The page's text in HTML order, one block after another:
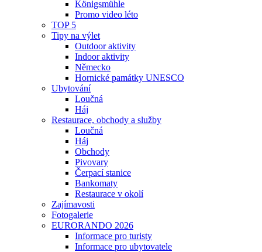
Königsmühle
Promo video léto
TOP 5
Tipy na výlet
Outdoor aktivity
Indoor aktivity
Německo
Hornické památky UNESCO
Ubytování
Loučná
Háj
Restaurace, obchody a služby
Loučná
Háj
Obchody
Pivovary
Čerpací stanice
Bankomaty
Restaurace v okolí
Zajímavosti
Fotogalerie
EURORANDO 2026
Informace pro turisty
Informace pro ubytovatele